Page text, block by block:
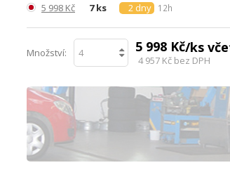
5 998 Kč 7 ks 2 dny 12h
Množství: 5 998 Kč/ks
4 957 Kč bez DPH